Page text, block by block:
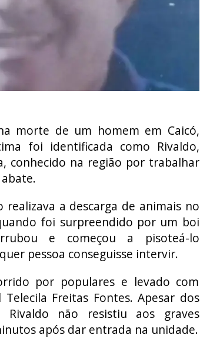
morte de um homem em Caicó,
foi identificada como Rivaldo,
conhecido na região por trabalhar
realizava a descarga de animais no
foi surpreendido por um boi
e começou a pisoteá-lo
pessoa conseguisse intervir.
por populares e levado com
Freitas Fontes. Apesar dos
Rivaldo não resistiu aos graves
após dar entrada na unidade.